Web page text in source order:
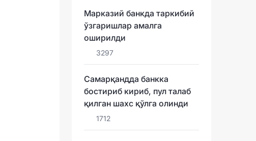
Марказий банкда таркибий
ўзгаришлар амалга
оширилди
3297
Самарқандда банкка
бостириб кириб, пул талаб
қилган шахс қўлга олинди
1712